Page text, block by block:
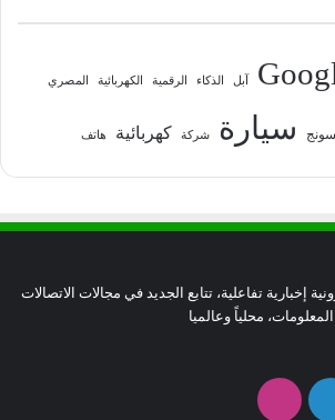
آبل الذكاء الرقمية الكهربائية المصري
سيارة شركة كهربائية هاتف
إخبارية تفاعلية، تتابع الجديد في مجالات الاتصالات
محلياً وعالميا
لينكدإن انستقرام